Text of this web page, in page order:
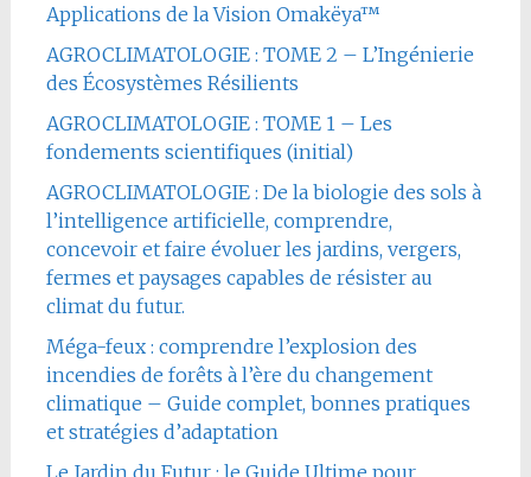
Applications de la Vision Omakëya™
AGROCLIMATOLOGIE : TOME 2 – L’Ingénierie
des Écosystèmes Résilients
AGROCLIMATOLOGIE : TOME 1 – Les
fondements scientifiques (initial)
AGROCLIMATOLOGIE : De la biologie des sols à
l’intelligence artificielle, comprendre,
concevoir et faire évoluer les jardins, vergers,
fermes et paysages capables de résister au
climat du futur.
Méga-feux : comprendre l’explosion des
incendies de forêts à l’ère du changement
climatique – Guide complet, bonnes pratiques
et stratégies d’adaptation